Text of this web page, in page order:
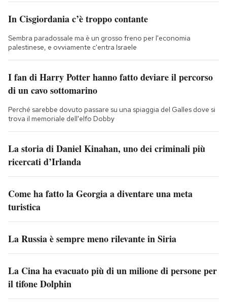
In Cisgiordania c’è troppo contante
Sembra paradossale ma è un grosso freno per l'economia
palestinese, e ovviamente c'entra Israele
I fan di Harry Potter hanno fatto deviare il percorso
di un cavo sottomarino
Perché sarebbe dovuto passare su una spiaggia del Galles dove si
trova il memoriale dell'elfo Dobby
La storia di Daniel Kinahan, uno dei criminali più
ricercati d’Irlanda
Come ha fatto la Georgia a diventare una meta
turistica
La Russia è sempre meno rilevante in Siria
La Cina ha evacuato più di un milione di persone per
il tifone Dolphin